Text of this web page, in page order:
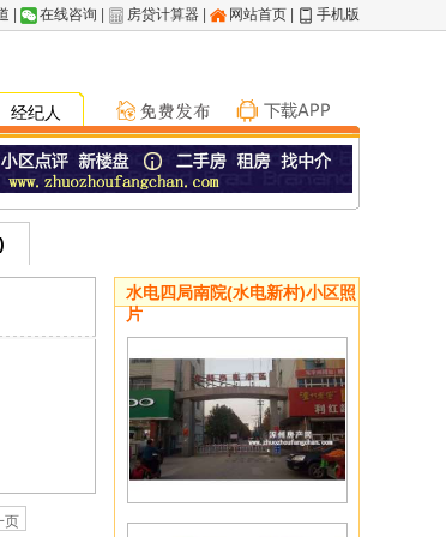
在线咨询 房贷计算器 网站首页 手机版
经纪人
页
水电四局南院(水电新村)小区照
片